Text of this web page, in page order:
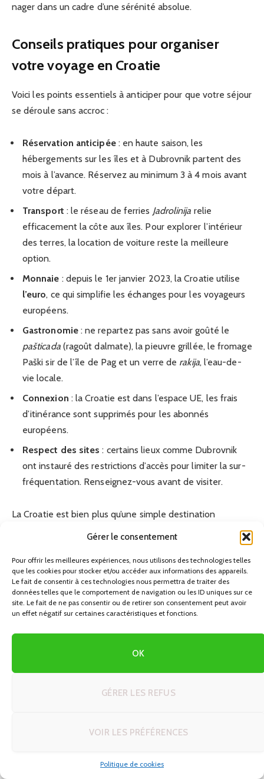
Gérer le consentement
Pour offrir les meilleures expériences, nous utilisons des technologies telles
que les cookies pour stocker et/ou accéder aux informations des appareils.
Le fait de consentir à ces technologies nous permettra de traiter des
données telles que le comportement de navigation ou les ID uniques sur ce
site. Le fait de ne pas consentir ou de retirer son consentement peut avoir
un effet négatif sur certaines caractéristiques et fonctions.
OK
GÉRER LES REFUS
VOIR LES PRÉFÉRENCES
Politique de cookies
nager dans un cadre d’une sérénité absolue.
Conseils pratiques pour organiser
votre voyage en Croatie
Voici les points essentiels à anticiper pour que votre séjour
se déroule sans accroc :
Réservation anticipée: en haute saison, les
hébergements sur les îles et à Dubrovnik partent des
mois à l’avance. Réservez au minimum 3 à 4 mois avant
votre départ.
Transport : le réseau de ferries Jadrolinija relie
efficacement la côte aux îles. Pour explorer l’intérieur
des terres, la location de voiture reste la meilleure
option.
Monnaie : depuis le 1er janvier 2023, la Croatie utilise
l’euro, ce qui simplifie les échanges pour les voyageurs
européens.
Gastronomie: ne repartez pas sans avoir goûté le
pašticada(ragoût dalmate), la pieuvre grillée, le fromage
Paški sir de l’île de Pag et un verre de rakija, l’eau-de-
vie locale.
Connexion : la Croatie est dans l’espace UE, les frais
d’itinérance sont supprimés pour les abonnés
européens.
Respect des sites : certains lieux comme Dubrovnik
ont instauré des restrictions d’accès pour limiter la sur-
fréquentation. Renseignez-vous avant de visiter.
La Croatie est bien plus qu’une simple destination
balnéaire. C’est un pays qui se révèle au fil des kilomètres,
l’Adriatique. Que vous partiez pour une semaine ou un
mois, chaque recoin de ce pays a le pouvoir de vous
surprendre et de vous donner envie d’y revenir.
carte portugal détaillée et
pays
NEXT ARTICLE
Découvrez le Cambodge en 2
Complet et Pratique